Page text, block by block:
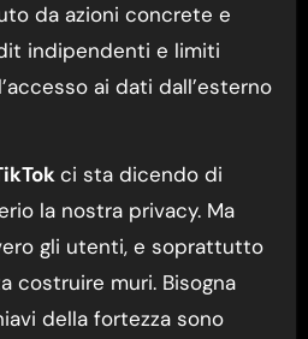
da azioni concrete e
indipendenti e limiti
ai dati dall’esterno
ci sta dicendo di
la nostra privacy. Ma
gli utenti, e soprattutto
costruire muri. Bisogna
della fortezza sono